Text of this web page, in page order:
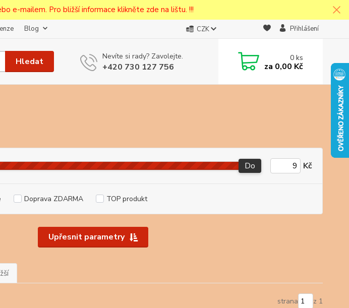
e-mailem. Pro bližší informace klikněte zde na lištu. !!!
Blog CZK Přihlášení
Hledat Nevíte si rady? Zavolejte.
+420 730 127 756
0ks
za 0,00 Kč
Upřesnit parametry
Do Kč
Doprava ZDARMA TOP produkt
strana z 1
sleva, případně upravena cena v
osobních údajůpro účely registrace.
Zavřít